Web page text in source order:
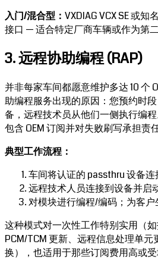
入门/混合型： VXDIAG VCX SE 或
接口 — 适合特定厂商车辆或作为第二
3. 远程协助编程 (RAP)
并非每家车间都愿意维护多达 10 个
助编程服务出现的原因：您预约时
备，远程技术员从他们一侧执行编
包含 OEM 订阅并对失败刷写承担责任
典型工作流程：
车间将认证的 passthru 设备连
远程技术人员连接到设备并启动
对模块进行编程/编码；为客户
这种模式对一次性工作特别实用（
PCM/TCM 更新、远程信息处理单元
换），也适用于那些订阅费用高或受